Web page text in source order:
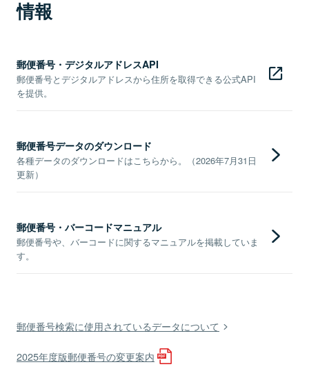
情報
郵便番号・デジタルアドレスAPI
郵便番号とデジタルアドレスから住所を取得できる公式API
を提供。
郵便番号データのダウンロード
各種データのダウンロードはこちらから。（2026年7月31日
更新）
郵便番号・バーコードマニュアル
郵便番号や、バーコードに関するマニュアルを掲載していま
す。
郵便番号検索に使用されているデータについて
2025年度版郵便番号の変更案内